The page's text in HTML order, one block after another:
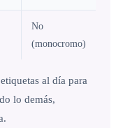
No
(monocromo)
al día para
lo demás,